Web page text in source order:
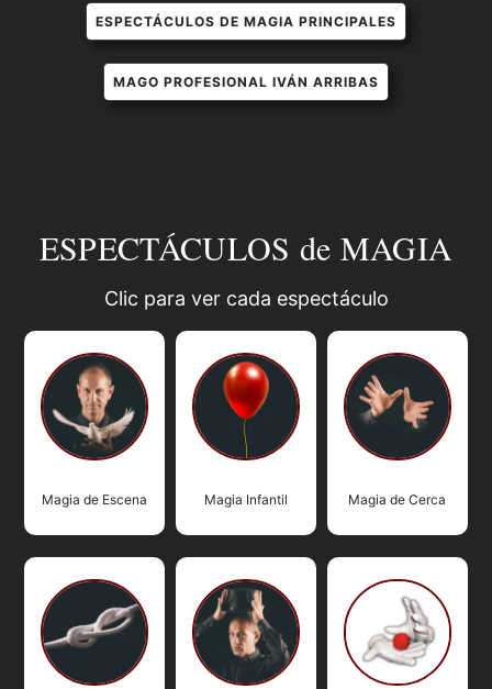
ESPECTÁCULOS DE MAGIA PRINCIPALES
MAGO PROFESIONAL IVÁN ARRIBAS
ESPECTÁCULOS de MAGIA
Clic para ver cada espectáculo
Magia de Escena Magia Infantil Magia de Cerca